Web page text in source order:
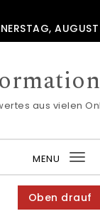
aus vielen
MENU
Oben drauf